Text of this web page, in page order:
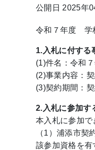
公開日 2025年
令和７年度 学
1.入札に付する
(1)件名：令和
(2)事業内容：
(3)契約期間：
2.入札に参加す
本入札に参加で
（1）浦添市
該参加資格を有